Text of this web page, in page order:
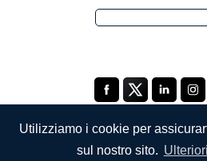
Utilizziamo i cookie per
sul nostro sito.